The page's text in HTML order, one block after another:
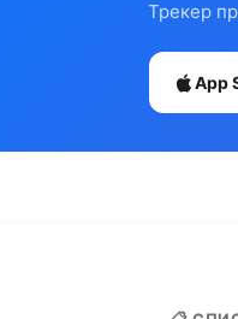
Трекер
App